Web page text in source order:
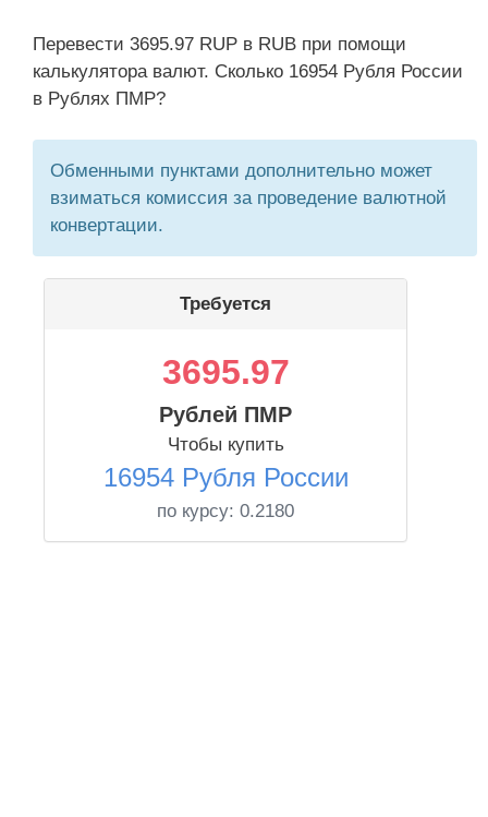
Перевести 3695.97 RUP в RUB при помощи
калькулятора валют. Сколько 16954 Рубля России
в Рублях ПМР?
Обменными пунктами дополнительно может
взиматься комиссия за проведение валютной
конвертации.
Требуется
3695.97
Рублей ПМР
Чтобы купить
16954 Рубля России
по курсу: 0.2180